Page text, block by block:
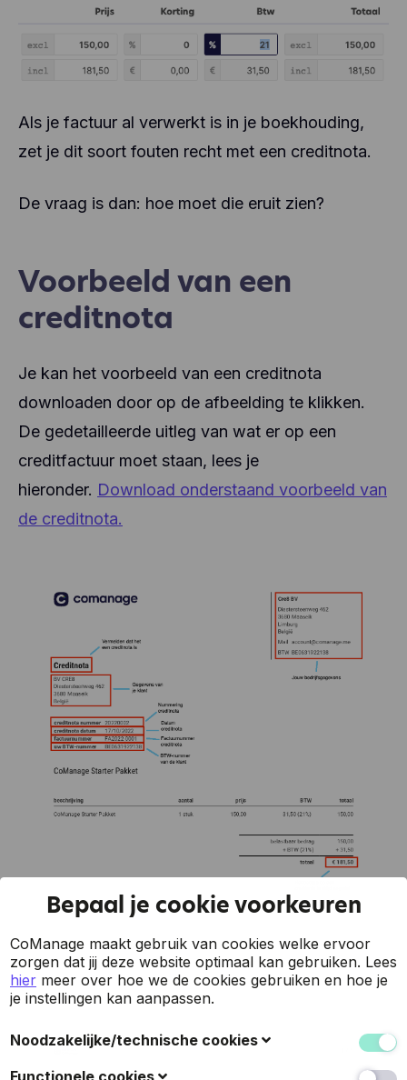
Als je factuur al verwerkt is in je boekhouding,
zet je dit soort fouten recht met een creditnota.
De vraag is dan: hoe moet die eruit zien?
Voorbeeld van een
creditnota
Je kan het voorbeeld van een creditnota
downloaden door op de afbeelding te klikken.
De gedetailleerde uitleg van wat er op een
creditfactuur moet staan, lees je
hieronder. Download onderstaand voorbeeld van
de creditnota.
Bepaal je cookie voorkeuren
CoManage maakt gebruik van cookies welke ervoor
zorgen dat jij deze website optimaal kan gebruiken. Lees
hier meer over hoe we de cookies gebruiken en hoe je
je instellingen kan aanpassen.
Noodzakelijke/technische cookies
Deze cookies verzamelen gegevens om de
Functionele cookies